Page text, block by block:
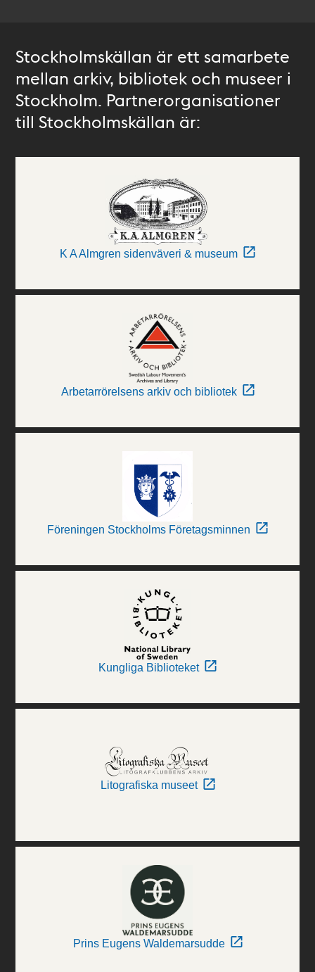
Stockholmskällan är ett samarbete
mellan arkiv, bibliotek och museer i
Stockholm. Partnerorganisationer
till Stockholmskällan är:
K A Almgren sidenväveri & museum
Arbetarrörelsens arkiv och bibliotek
Föreningen Stockholms Företagsminnen
Kungliga Biblioteket
Litografiska museet
Prins Eugens Waldemarsudde